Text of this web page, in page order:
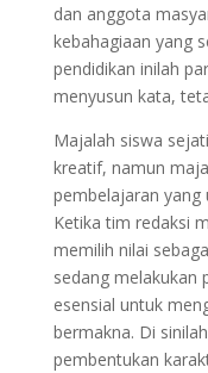
dan anggota
kebahagiaan yang
pendidikan inilah
menyusun kata,
Majalah siswa
kreatif, namun
pembelajaran yang
Ketika tim redaksi
memilih nilai
sedang melakukan
esensial untuk
bermakna. Di
pembentukan